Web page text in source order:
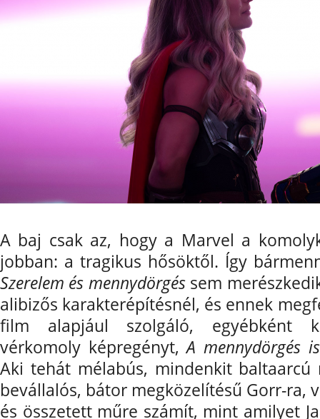
A baj csak az, hogy a Marvel a
jobban: a tragikus hősöktől. Így
Szerelem és mennydörgéssem
alibizős karakterépítésnél, és ennek
film alapjául szolgáló, egyébként
vérkomoly képregényt,A mennydörgés
Aki tehát mélabús, mindenkit baltaarcú
bevállalós, bátor megközelítésű Gorr-ra,
és összetett műre számít, mint amilyet